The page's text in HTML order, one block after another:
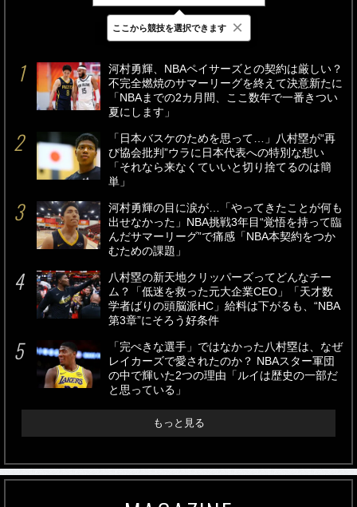
最新 24時間 週間
河村勇輝、NBAペイサーズとの契約は厳しい？
不完全燃焼のサマーリーグを終えて決意新たに
「NBAまでの2カ月間、ここ数年で一番きつい
夏にします」
「日本バスケのためを思って…」八村塁が“再
び協会批判”ウラに日本代表への特別な想い
「それなら来なくていいと切り捨てるのは簡
単」
河村勇輝の目に涙が…「やってきたことが何も
出せなかった」NBA挑戦3年目“覚悟を持って臨
んだサマーリーグ”で痛感「NBA本契約をつか
むための課題」
八村塁の新天地クリッパーズってどんなチー
ム？「低迷を救った元大企業CEO」「天才数
学者ばりの頭脳派HC」給料は下がるも、“NBA
第3章”にそろう好条件
「完ぺきな選手」ではなかった八村塁は、なぜ
レイカーズで愛されたのか？ NBAスター軍団
の中で輝いた2つの理由「ルイは歴史の一部だ
と思っている」
もっと見る
ここから競技を選択できます ×